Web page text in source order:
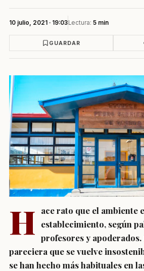
10 julio, 2021 · 19:03Lectura: 5 min
GUARDAR
H ace rato que el ambiente
establecimiento, según
profesores y
pareciera que se vuelve
se han hecho más habituales en